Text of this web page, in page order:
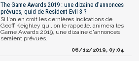
The Game Awards 2019 : une dizaine d'annonces
prévues, quid de Resident Evil 3 ?
Si l'on en croit les dernières indications de
Geoff Keighley qui, on le rappelle, animera les
Game Awards 2019, une dizaine d'annonces
seraient prévues.
06/12/2019, 07:04